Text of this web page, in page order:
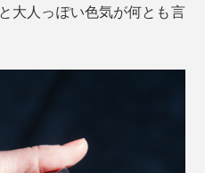
のお金を分納する2個使い
国なら、よく使うコイン
くと快適です。
大人っぽい色気が何とも言